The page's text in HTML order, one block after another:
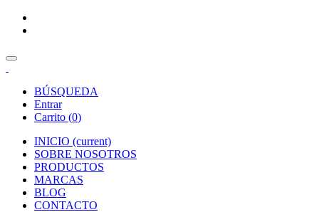
BÚSQUEDA
Entrar
Carrito (0)
INICIO (current)
SOBRE NOSOTROS
PRODUCTOS
MARCAS
BLOG
CONTACTO